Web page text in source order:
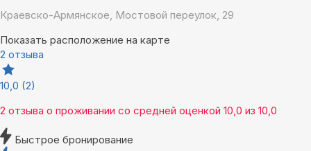
Краевско-Армянское, Мостовой переулок, 29
Показать расположение на карте
2 отзыва
10,0 (2)
2 отзыва о проживании со средней оценкой 10,0 из 10,0
Быстрое бронирование